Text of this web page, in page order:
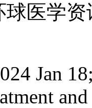
医学
Jan